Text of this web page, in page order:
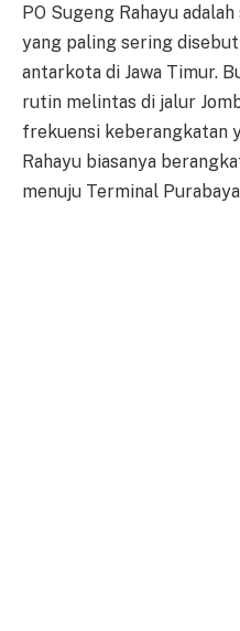
PO Sugeng Rahayu
yang paling sering
antarkota di Jawa Timur.
rutin melintas di jalur
frekuensi keberangkatan
Rahayu biasanya
menuju Terminal